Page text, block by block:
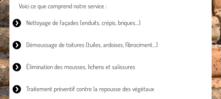
Voici ce que comprend notre service :
Nettoyage de façades(enduits, crépis, briques…)
Démoussage de toitures(tuiles, ardoises, fibrociment…)
Élimination des mousses, lichens et salissures
Traitement préventif contre la repousse des végétaux